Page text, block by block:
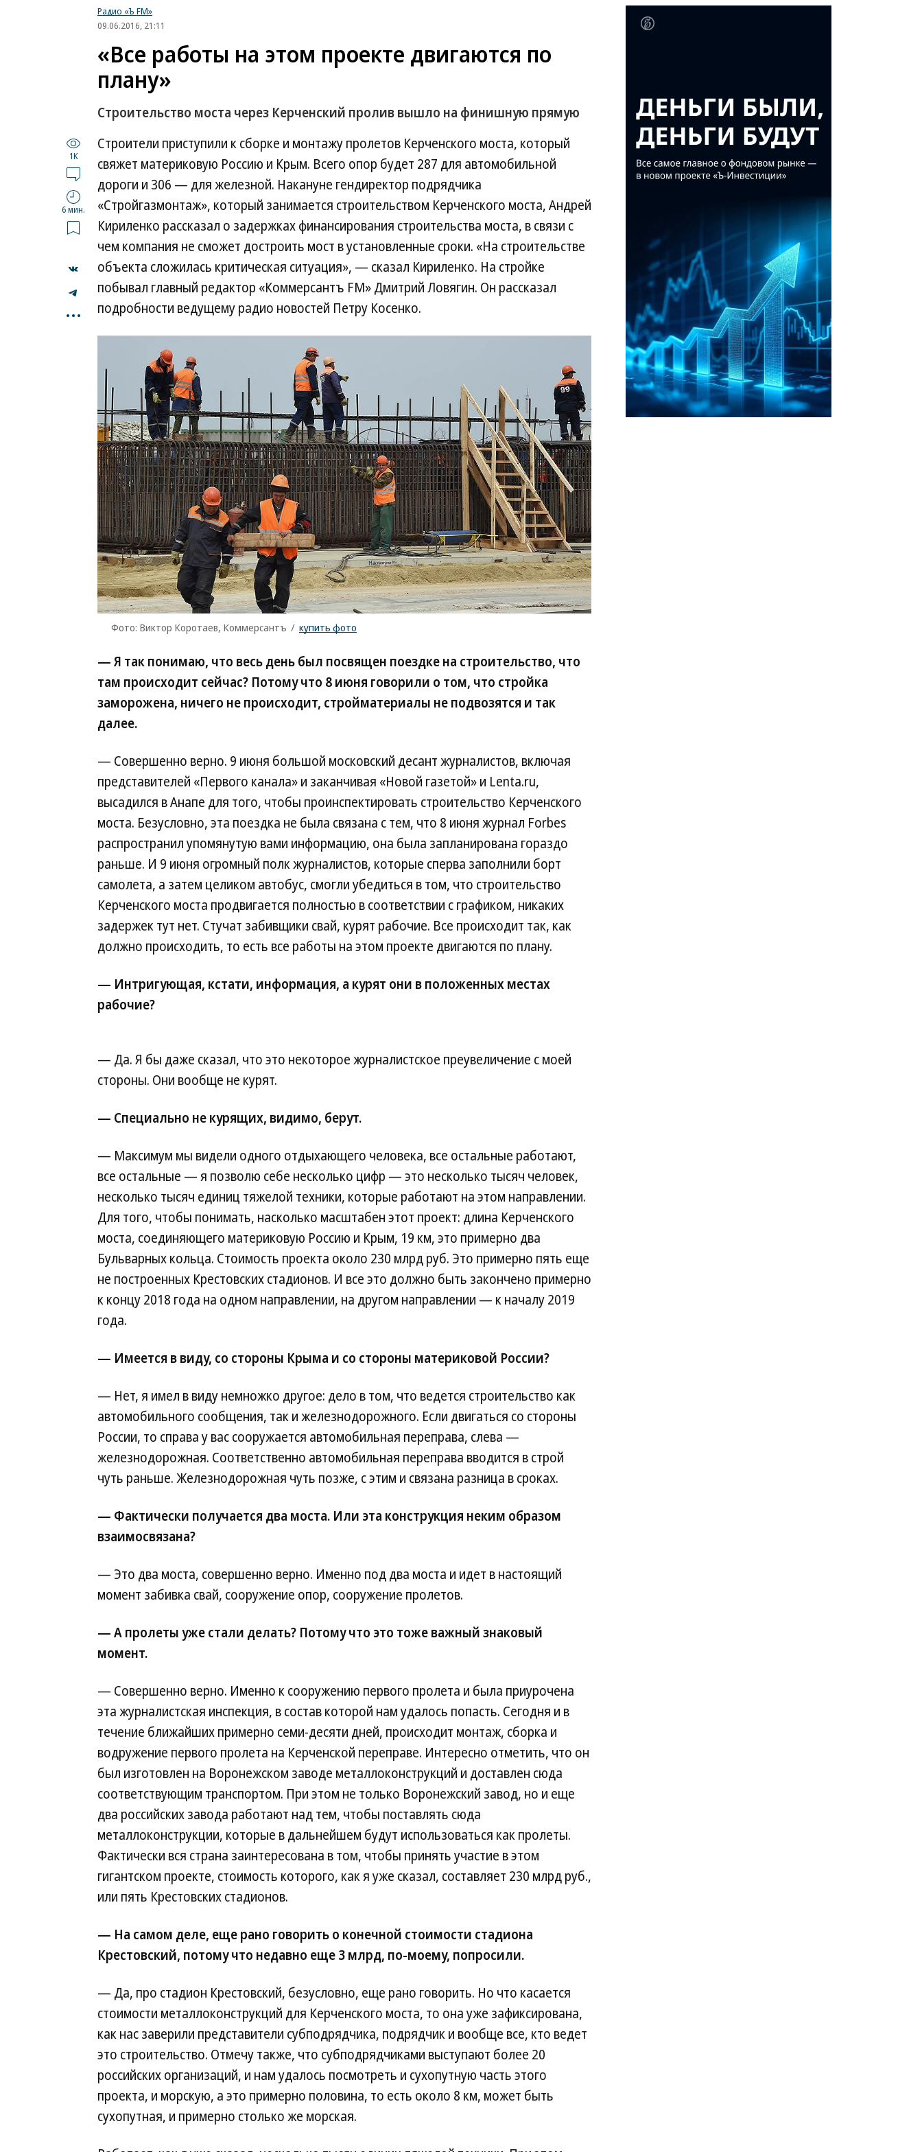
Радио «Ъ FM»
09.06.2016, 21:11
«Все работы на этом проекте двигаются по
плану»
Строительство моста через Керченский пролив вышло на финишную прямую
1K
6 мин.
...
Строители приступили к сборке и монтажу пролетов Керченского моста, который
свяжет материковую Россию и Крым. Всего опор будет 287 для автомобильной
дороги и 306 — для железной. Накануне гендиректор подрядчика
«Стройгазмонтаж», который занимается строительством Керченского моста, Андрей
Кириленко рассказал о задержках финансирования строительства моста, в связи с
чем компания не сможет достроить мост в установленные сроки. «На строительстве
объекта сложилась критическая ситуация», — сказал Кириленко. На стройке
побывал главный редактор «Коммерсантъ FM» Дмитрий Ловягин. Он рассказал
подробности ведущему радио новостей Петру Косенко.
Фото: Виктор Коротаев, Коммерсантъ / купить фото
— Я так понимаю, что весь день был посвящен поездке на строительство, что
там происходит сейчас? Потому что 8 июня говорили о том, что стройка
заморожена, ничего не происходит, стройматериалы не подвозятся и так
далее.
— Совершенно верно. 9 июня большой московский десант журналистов, включая
представителей «Первого канала» и заканчивая «Новой газетой» и Lenta.ru,
высадился в Анапе для того, чтобы проинспектировать строительство Керченского
моста. Безусловно, эта поездка не была связана с тем, что 8 июня журнал Forbes
распространил упомянутую вами информацию, она была запланирована гораздо
раньше. И 9 июня огромный полк журналистов, которые сперва заполнили борт
самолета, а затем целиком автобус, смогли убедиться в том, что строительство
Керченского моста продвигается полностью в соответствии с графиком, никаких
задержек тут нет. Стучат забивщики свай, курят рабочие. Все происходит так, как
должно происходить, то есть все работы на этом проекте двигаются по плану.
— Интригующая, кстати, информация, а курят они в положенных местах
рабочие?
— Да. Я бы даже сказал, что это некоторое журналистское преувеличение с моей
стороны. Они вообще не курят.
— Специально не курящих, видимо, берут.
— Максимум мы видели одного отдыхающего человека, все остальные работают,
все остальные — я позволю себе несколько цифр — это несколько тысяч человек,
несколько тысяч единиц тяжелой техники, которые работают на этом направлении.
Для того, чтобы понимать, насколько масштабен этот проект: длина Керченского
моста, соединяющего материковую Россию и Крым, 19 км, это примерно два
Бульварных кольца. Стоимость проекта около 230 млрд руб. Это примерно пять еще
не построенных Крестовских стадионов. И все это должно быть закончено примерно
к концу 2018 года на одном направлении, на другом направлении — к началу 2019
года.
— Имеется в виду, со стороны Крыма и со стороны материковой России?
— Нет, я имел в виду немножко другое: дело в том, что ведется строительство как
автомобильного сообщения, так и железнодорожного. Если двигаться со стороны
России, то справа у вас сооружается автомобильная переправа, слева —
железнодорожная. Соответственно автомобильная переправа вводится в строй
чуть раньше. Железнодорожная чуть позже, с этим и связана разница в сроках.
— Фактически получается два моста. Или эта конструкция неким образом
взаимосвязана?
— Это два моста, совершенно верно. Именно под два моста и идет в настоящий
момент забивка свай, сооружение опор, сооружение пролетов.
— А пролеты уже стали делать? Потому что это тоже важный знаковый
момент.
— Совершенно верно. Именно к сооружению первого пролета и была приурочена
эта журналистская инспекция, в состав которой нам удалось попасть. Сегодня и в
течение ближайших примерно семи-десяти дней, происходит монтаж, сборка и
водружение первого пролета на Керченской переправе. Интересно отметить, что он
был изготовлен на Воронежском заводе металлоконструкций и доставлен сюда
соответствующим транспортом. При этом не только Воронежский завод, но и еще
два российских завода работают над тем, чтобы поставлять сюда
металлоконструкции, которые в дальнейшем будут использоваться как пролеты.
Фактически вся страна заинтересована в том, чтобы принять участие в этом
гигантском проекте, стоимость которого, как я уже сказал, составляет 230 млрд руб.,
или пять Крестовских стадионов.
— На самом деле, еще рано говорить о конечной стоимости стадиона
Крестовский, потому что недавно еще 3 млрд, по-моему, попросили.
— Да, про стадион Крестовский, безусловно, еще рано говорить. Но что касается
стоимости металлоконструкций для Керченского моста, то она уже зафиксирована,
как нас заверили представители субподрядчика, подрядчик и вообще все, кто ведет
это строительство. Отмечу также, что субподрядчиками выступают более 20
российских организаций, и нам удалось посмотреть и сухопутную часть этого
проекта, и морскую, а это примерно половина, то есть около 8 км, может быть
сухопутная, и примерно столько же морская.